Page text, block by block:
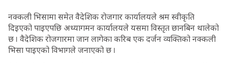
नक्कली भिसामा समेत वैदेशिक रोजगार कार्यालयले श्रम स्वीकृति
दिइएको पाइएपछि अध्यागमन कार्यालयले यसमा विस्तृत छानबिन थालेको
छ । वैदेशिक रोजगारमा जान लागेका करिब एक दर्जन व्यक्तिको नक्कली
भिसा पाइएको विभागले जनाएको छ ।